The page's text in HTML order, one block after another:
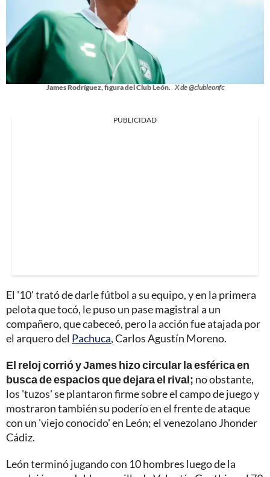
James Rodríguez, figura del Club León. X de @clubleonfc
PUBLICIDAD
El '10' trató de darle fútbol a su equipo, y en la primera
pelota que tocó, le puso un pase magistral a un
compañero, que cabeceó, pero la acción fue atajada por
el arquero del Pachuca, Carlos Agustín Moreno.
El reloj corrió y James hizo circular la esférica en
busca de espacios que dejara el rival; no obstante,
los 'tuzos' se plantaron firme sobre el campo de juego y
mostraron también su poderío en el frente de ataque
con un 'viejo conocido' en León; el venezolano Jhonder
Cádiz.
León terminó jugando con 10 hombres luego de la